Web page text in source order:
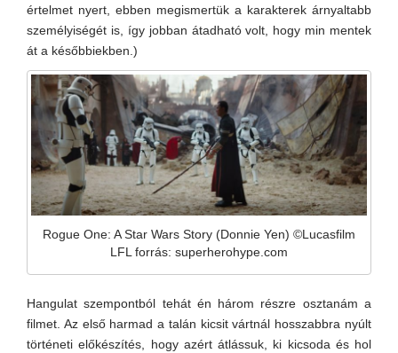
értelmet nyert, ebben megismertük a karakterek árnyaltabb
személyiségét is, így jobban átadható volt, hogy min mentek
át a későbbiekben.)
Rogue One: A Star Wars Story (Donnie Yen) ©Lucasfilm
LFL forrás: superherohype.com
Hangulat szempontból tehát én három részre osztanám a
filmet. Az első harmad a talán kicsit vártnál hosszabbra nyúlt
történeti előkészítés, hogy azért átlássuk, ki kicsoda és hol